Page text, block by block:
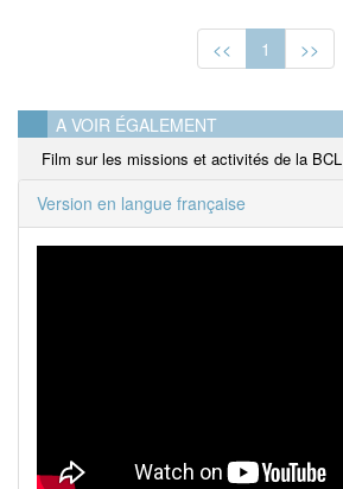
<< 1 >>
A VOIR ÉGALEMENT
Film sur les missions et activités de la BCL
Version en langue française